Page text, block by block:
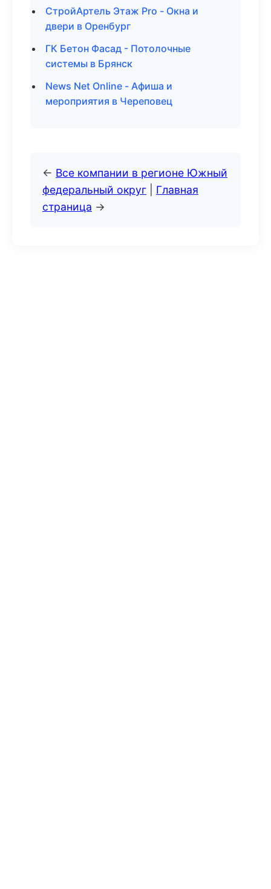
СтройАртель Этаж Pro - Окна и
двери в Оренбург
ГК Бетон Фасад - Потолочные
системы в Брянск
News Net Online - Афиша и
мероприятия в Череповец
← Все компании в регионе Южный
федеральный округ
Главная
страница →